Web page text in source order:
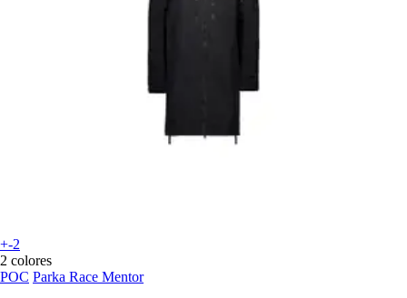
+-2
2 colores
POC Parka Race Mentor